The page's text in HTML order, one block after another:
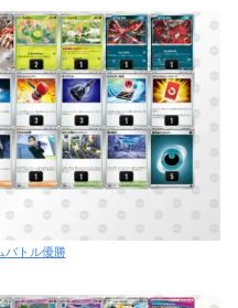
トル優勝